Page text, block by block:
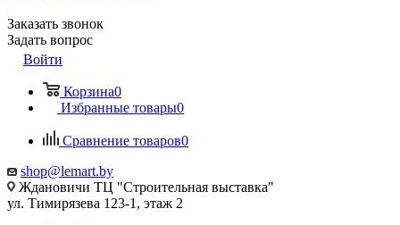
Заказать звонок
Задать вопрос
Войти
Корзина0
Избранные товары0
Сравнение товаров0
shop@lemart.by
Ждановичи ТЦ "Строительная выставка"
ул. Тимирязева 123-1, этаж 2